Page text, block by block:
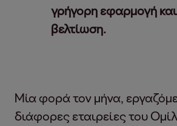
γρήγορη εφαρμογή
βελτίωση.
Μία φορά τον μήνα,
διάφορες εταιρείες του